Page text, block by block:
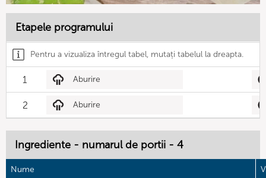
Etapele programului
Pentru a vizualiza întregul tabel, mutați tabelul la dreapta.
1 Aburire
2 Aburire
Ingrediente - numarul de portii - 4
Nume